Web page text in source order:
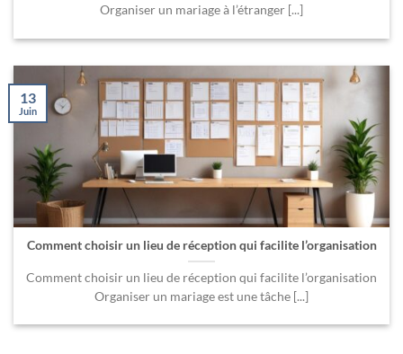
Organiser un mariage à l’étranger [...]
Comment choisir un lieu de réception qui facilite l’organisation
Comment choisir un lieu de réception qui facilite l’organisation
Organiser un mariage est une tâche [...]
13
Juin